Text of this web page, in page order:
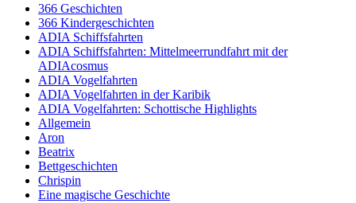
366 Geschichten
366 Kindergeschichten
ADIA Schiffsfahrten
ADIA Schiffsfahrten: Mittelmeerrundfahrt mit der
ADIAcosmus
ADIA Vogelfahrten
ADIA Vogelfahrten in der Karibik
ADIA Vogelfahrten: Schottische Highlights
Allgemein
Aron
Beatrix
Bettgeschichten
Chrispin
Eine magische Geschichte